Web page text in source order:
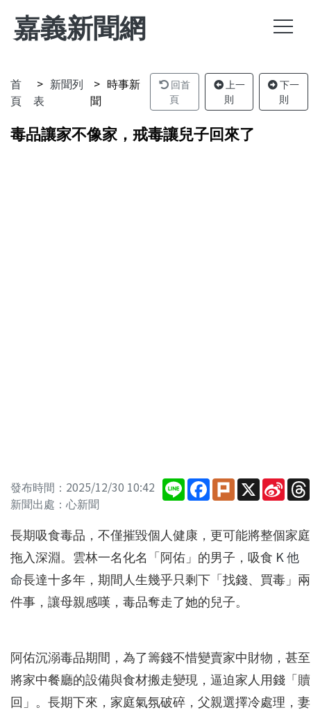
嘉義新聞網
首
頁
新聞列
表
時事新
聞
回首
頁
上一
則
下一
則
毒品讓家不像家，戒毒讓兒子回來了
發布時間：2025/12/30 10:42
新聞出處：心新聞
Line Facebook
PlurkX Sina
長期吸食毒品，不僅摧毀個人健康，更可能將整個家庭
拖入深淵。雲林一名化名「阿佑」的男子，吸食 K 他
命長達十多年，期間人生幾乎只剩下「找錢、買毒」兩
件事，讓母親感嘆，毒品奪走了她的兒子。
阿佑沉溺毒品期間，為了籌錢不惜變賣家中財物，甚至
將家中餐廳的設備與食材搬走變現，逼迫家人用錢「贖
回」。長期下來，家庭氣氛破碎，父親選擇冷處理，妻